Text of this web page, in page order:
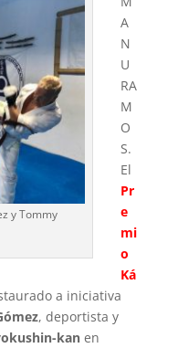
y Tommy
A
N
U
RA
M
O
S.
El
Pr
e
mi
o
Ká
a iniciativa
, deportista y
kanen